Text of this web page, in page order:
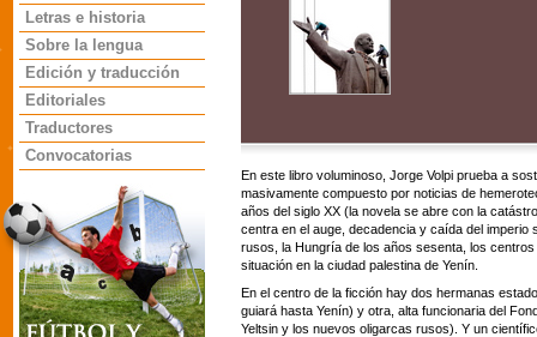
Letras e historia
Sobre la lengua
Edición y traducción
Editoriales
Traductores
Convocatorias
En este libro voluminoso, Jorge Volpi prueba a
masivamente compuesto por noticias de
años del siglo XX (la novela se abre con la
centra en el auge, decadencia y caída del imperio
rusos, la Hungría de los años sesenta, los
situación en la ciudad palestina de Yenín.
En el centro de la ficción hay dos hermanas
guiará hasta Yenín) y otra, alta funcionaria del
Yeltsin y los nuevos oligarcas rusos). Y un